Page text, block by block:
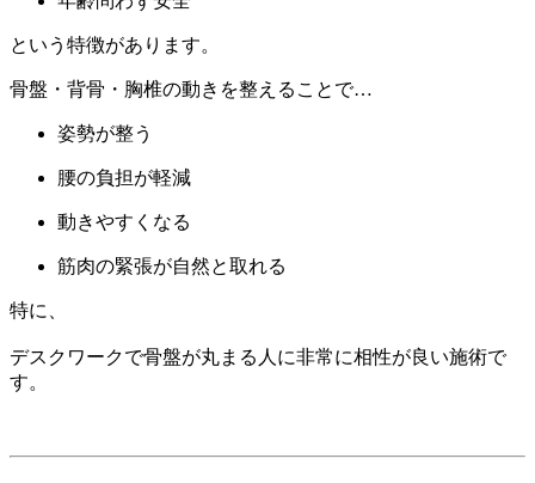
という特徴があります。
骨盤・背骨・胸椎の動きを整えることで…
姿勢が整う
腰の負担が軽減
動きやすくなる
筋肉の緊張が自然と取れる
特に、
デスクワークで骨盤が丸まる人に非常に相性が良い施術で
す。